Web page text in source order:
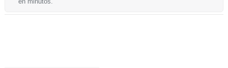
en minutos.